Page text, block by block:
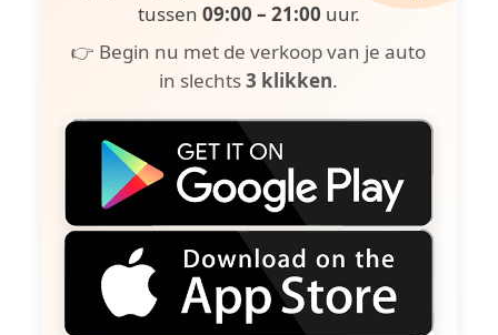
tussen 09:00 – 21:00 uur.
👉 Begin nu met de verkoop van je auto
in slechts3 klikken.